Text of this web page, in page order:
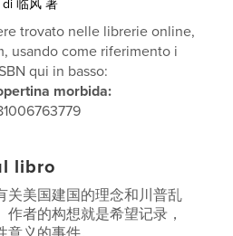
di 临风 著
trovato nelle librerie online,
usando come riferimento i
qui in basso:
morbida:
libro
关美国建国的理念和川普乱
者的构想就是希望记录，